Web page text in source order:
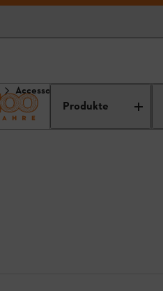
Produkte
Accessoires